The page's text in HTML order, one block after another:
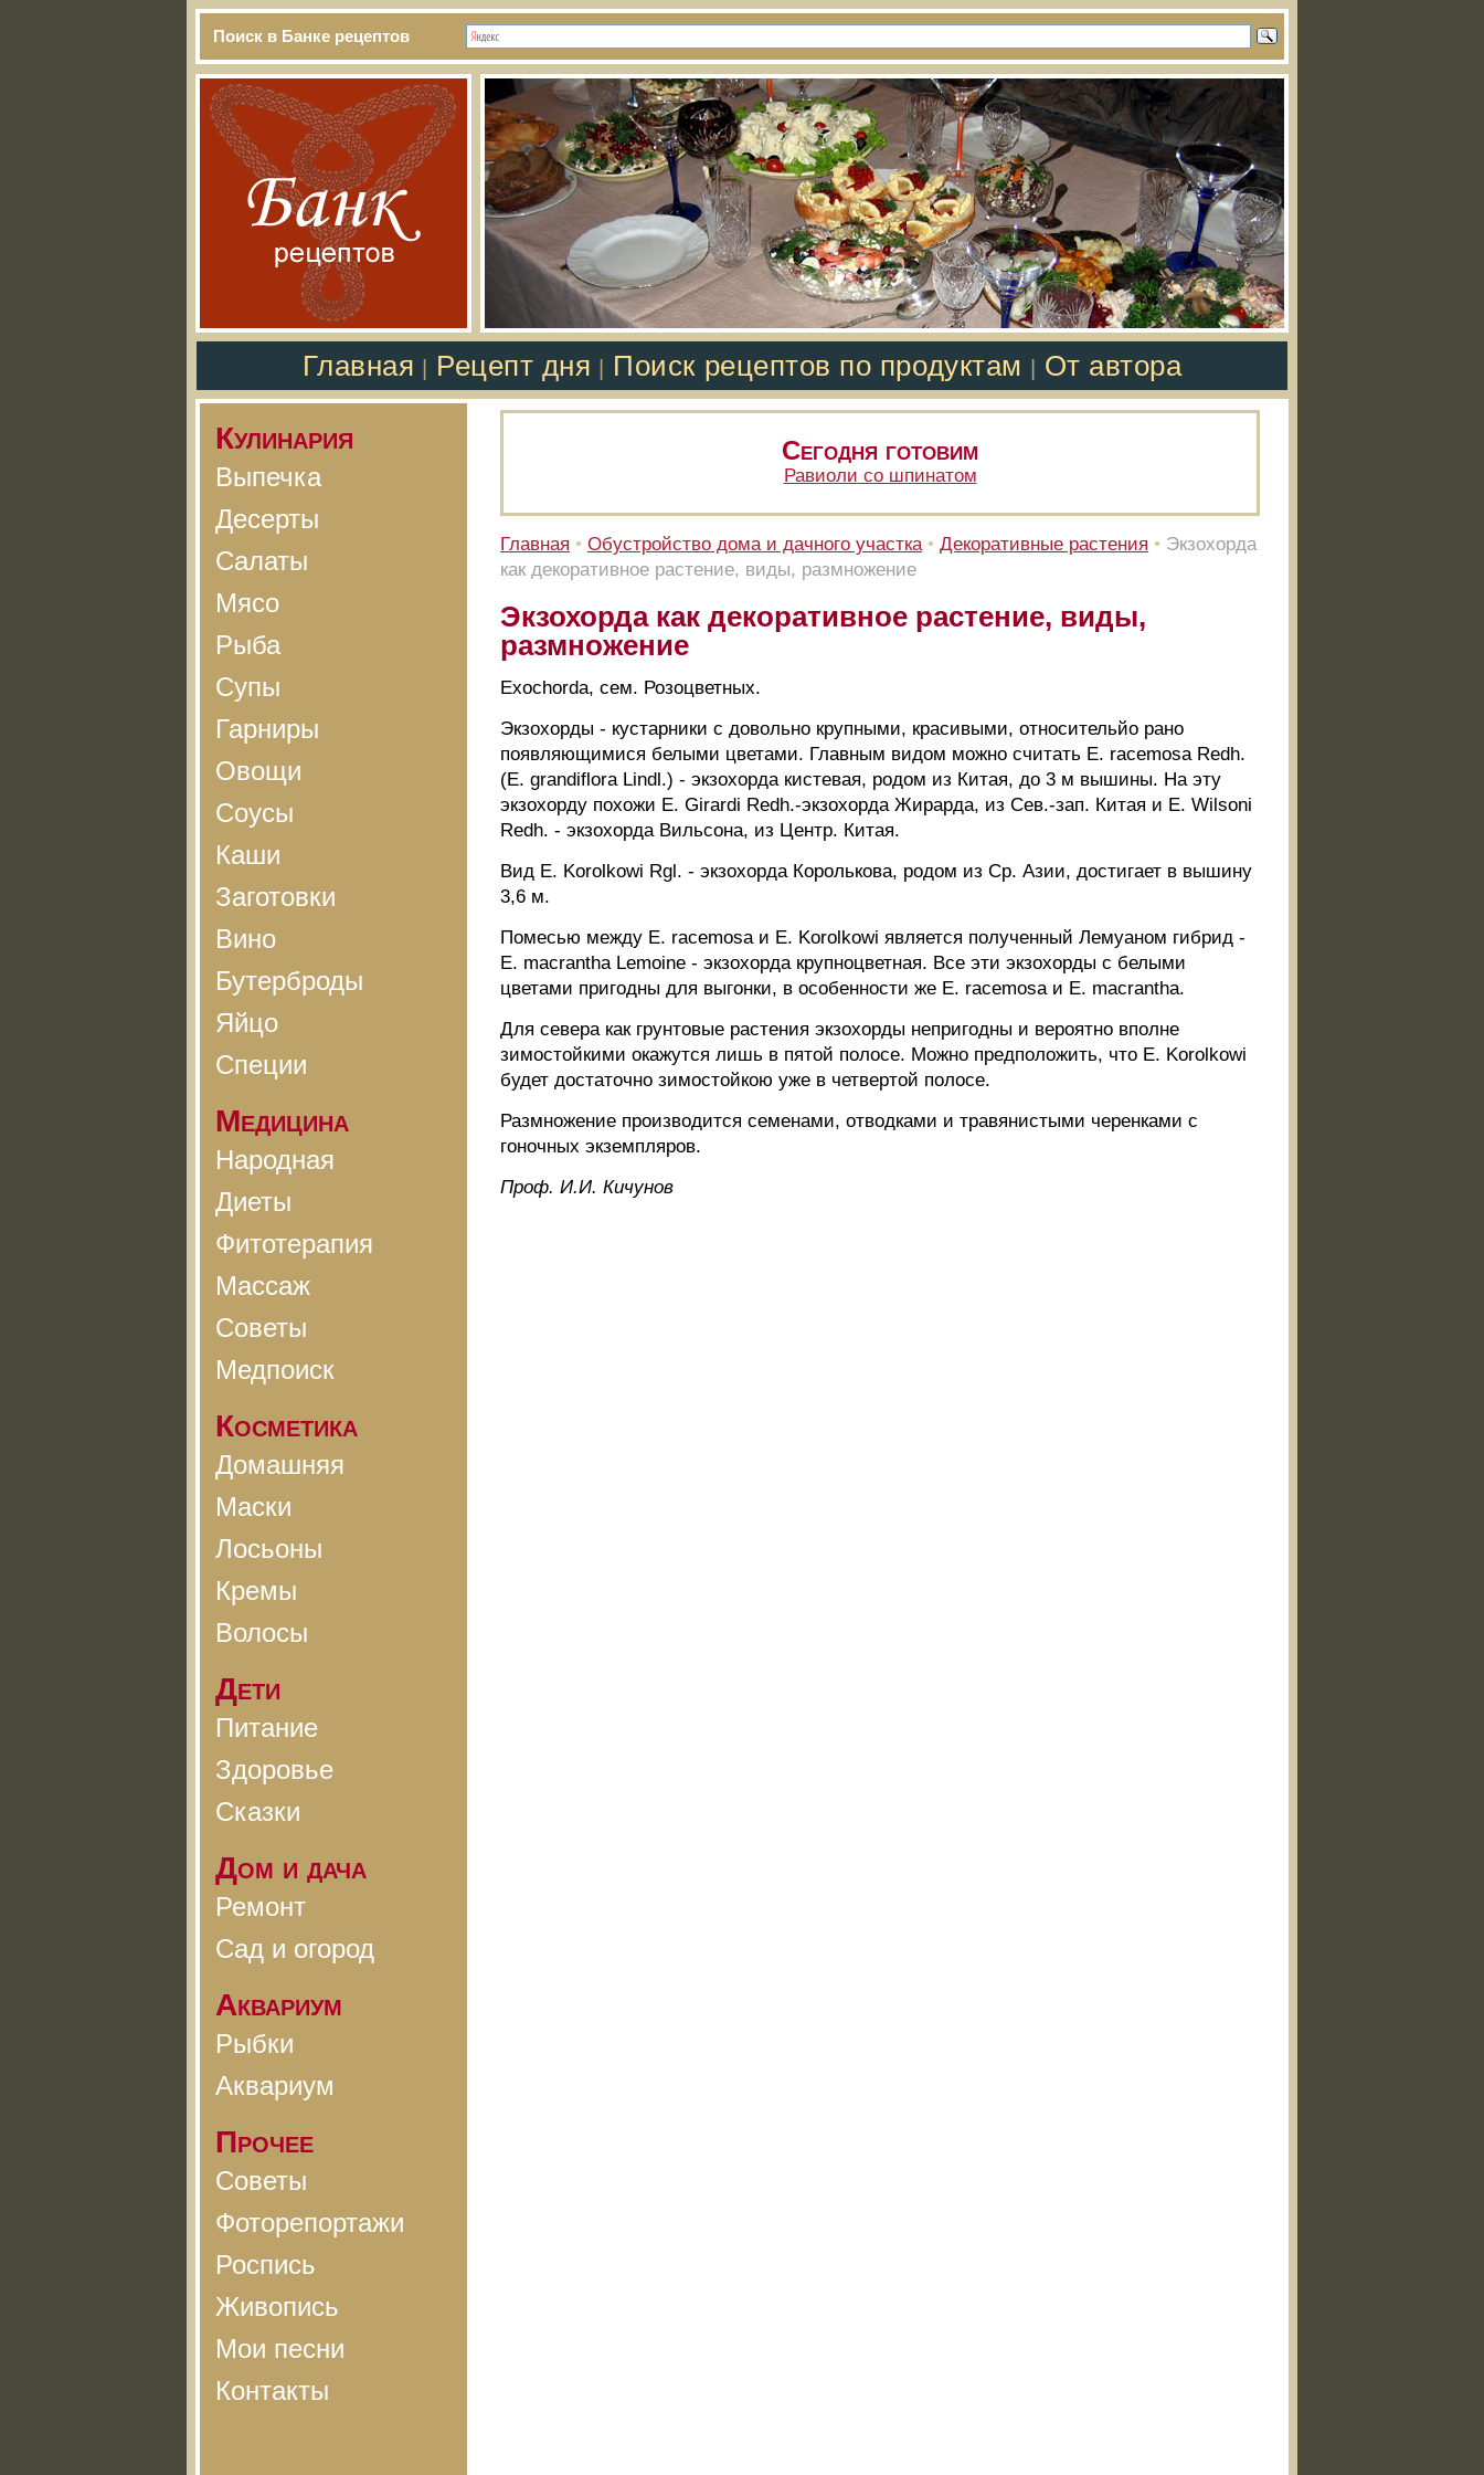
Поиск в Банке рецептов
Главная Рецепт дня Поиск рецептов по продуктам От автора
Кулинария
Выпечка
Десерты
Салаты
Мясо
Рыба
Супы
Гарниры
Овощи
Соусы
Каши
Заготовки
Вино
Бутерброды
Яйцо
Специи
Медицина
Народная
Диеты
Фитотерапия
Массаж
Советы
Медпоиск
Косметика
Домашняя
Маски
Лосьоны
Кремы
Волосы
Дети
Питание
Здоровье
Сказки
Дом и дача
Ремонт
Сад и огород
Аквариум
Рыбки
Аквариум
Прочее
Советы
Фоторепортажи
Роспись
Живопись
Мои песни
Контакты
Сегодня готовим
Равиоли со шпинатом
Главная • Обустройство дома и дачного участка • Декоративные растения • Экзохорда
как декоративное растение, виды, размножение
Экзохорда как декоративное растение, виды,
размножение
Exochorda, сем. Розоцветных.
Экзохорды - кустарники с довольно крупными, красивыми, относительйо рано
появляющимися белыми цветами. Главным видом можно считать Е. racemosa Redh.
(E. grandiflora Lindl.) - экзохорда кистевая, родом из Китая, до 3 м вышины. На эту
экзохорду похожи Е. Girardi Redh.-экзохорда Жирарда, из Сев.-зап. Китая и Е. Wilsoni
Redh. - экзохорда Вильсона, из Центр. Китая.
Вид Е. Korolkowi Rgl. - экзохорда Королькова, родом из Ср. Азии, достигает в вышину
3,6 м.
Помесью между Е. racemosa и Е. Korolkowi является полученный Лемуаном гибрид -
Е. macrantha Lemoine - экзохорда крупноцветная. Все эти экзохорды с белыми
цветами пригодны для выгонки, в особенности же Е. racemosa и Е. macrantha.
Для севера как грунтовые растения экзохорды непригодны и вероятно вполне
зимостойкими окажутся лишь в пятой полосе. Можно предположить, что Е. Korolkowi
будет достаточно зимостойкою уже в четвертой полосе.
Размножение производится семенами, отводками и травянистыми черенками с
гоночных экземпляров.
Проф. И.И. Кичунов